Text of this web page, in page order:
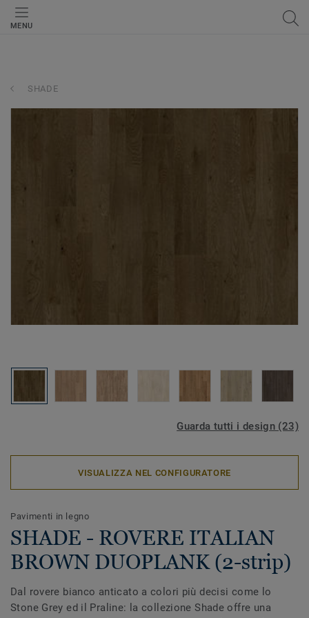
MENU
SHADE
Guarda tutti i design (23)
VISUALIZZA NEL CONFIGURATORE
Pavimenti in legno
SHADE - ROVERE ITALIAN
BROWN DUOPLANK (2-strip)
Dal rovere bianco anticato a colori più decisi come lo
Stone Grey ed il Praline: la collezione Shade offre una